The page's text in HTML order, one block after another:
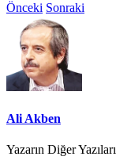
Önceki Sonraki
Ali Akben
Yazarın Diğer Yazıları